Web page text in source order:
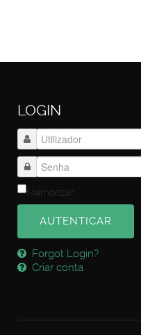
LOGIN
Memorizar
AUTENTICAR
Forgot Login?
Criar conta